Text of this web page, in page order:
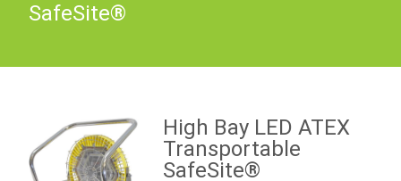
SafeSite®
High Bay LED ATEX
Transportable
SafeSite®